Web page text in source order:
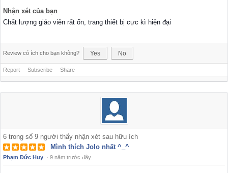
Nhận xét của bạn
Chất lượng giáo viên rất ổn, trang thiết bị cực kì hiện đại
Review có ích cho bạn không? Yes No
Report Subscribe Share
6 trong số 9 người thấy nhận xét sau hữu ích
Mình thích Jolo nhất ^_^
Phạm Đức Huy · 9 năm trước đây.